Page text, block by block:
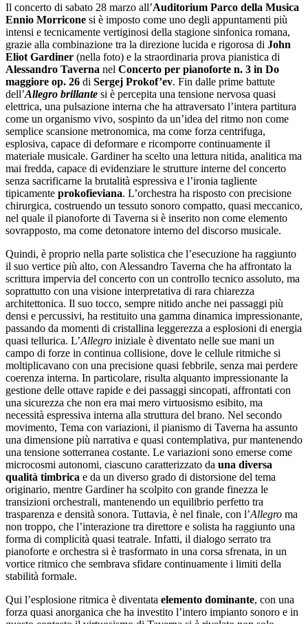
Il concerto di sabato 28 marzo all’Auditorium Parco della Musica
Ennio Morricone si è imposto come uno degli appuntamenti più
intensi e tecnicamente vertiginosi della stagione sinfonica romana,
grazie alla combinazione tra la direzione lucida e rigorosa di John
Eliot Gardiner (nella foto) e la straordinaria prova pianistica di
Alessandro Taverna nel Concerto per pianoforte n. 3 in Do
maggiore op. 26 di Sergej Prokof’ev. Fin dalle prime battute
dell’Allegro brillante si è percepita una tensione nervosa quasi
elettrica, una pulsazione interna che ha attraversato l’intera partitura
come un organismo vivo, sospinto da un’idea del ritmo non come
semplice scansione metronomica, ma come forza centrifuga,
esplosiva, capace di deformare e ricomporre continuamente il
materiale musicale. Gardiner ha scelto una lettura nitida, analitica ma
mai fredda, capace di evidenziare le strutture interne del concerto
senza sacrificarne la brutalità espressiva e l’ironia tagliente
tipicamente prokofieviana. L’orchestra ha risposto con precisione
chirurgica, costruendo un tessuto sonoro compatto, quasi meccanico,
nel quale il pianoforte di Taverna si è inserito non come elemento
sovrapposto, ma come detonatore interno del discorso musicale.
Quindi, è proprio nella parte solistica che l’esecuzione ha raggiunto
il suo vertice più alto, con Alessandro Taverna che ha affrontato la
scrittura impervia del concerto con un controllo tecnico assoluto, ma
soprattutto con una visione interpretativa di rara chiarezza
architettonica. Il suo tocco, sempre nitido anche nei passaggi più
densi e percussivi, ha restituito una gamma dinamica impressionante,
passando da momenti di cristallina leggerezza a esplosioni di energia
quasi tellurica. L’Allegro iniziale è diventato nelle sue mani un
campo di forze in continua collisione, dove le cellule ritmiche si
moltiplicavano con una precisione quasi febbrile, senza mai perdere
coerenza interna. In particolare, risulta alquanto impressionante la
gestione delle ottave rapide e dei passaggi sincopati, affrontati con
una sicurezza che non era mai mero virtuosismo esibito, ma
necessità espressiva interna alla struttura del brano. Nel secondo
movimento, Tema con variazioni, il pianismo di Taverna ha assunto
una dimensione più narrativa e quasi contemplativa, pur mantenendo
una tensione sotterranea costante. Le variazioni sono emerse come
microcosmi autonomi, ciascuno caratterizzato da una diversa
qualità timbrica e da un diverso grado di distorsione del tema
originario, mentre Gardiner ha scolpito con grande finezza le
transizioni orchestrali, mantenendo un equilibrio perfetto tra
trasparenza e densità sonora. Tuttavia, è nel finale, con l’Allegro ma
non troppo, che l’interazione tra direttore e solista ha raggiunto una
forma di complicità quasi teatrale. Infatti, il dialogo serrato tra
pianoforte e orchestra si è trasformato in una corsa sfrenata, in un
vortice ritmico che sembrava sfidare continuamente i limiti della
stabilità formale.
Qui l’esplosione ritmica è diventata elemento dominante, con una
forza quasi anorganica che ha investito l’intero impianto sonoro e in